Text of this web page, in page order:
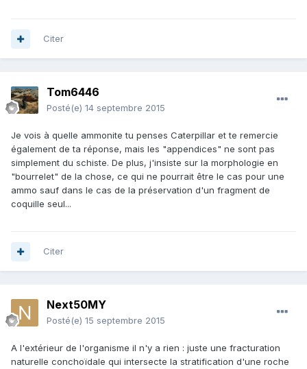
Citer
Tom6446
Posté(e) 14 septembre 2015
Je vois à quelle ammonite tu penses Caterpillar et te remercie
également de ta réponse, mais les "appendices" ne sont pas
simplement du schiste. De plus, j'insiste sur la morphologie en
"bourrelet" de la chose, ce qui ne pourrait être le cas pour une
ammo sauf dans le cas de la préservation d'un fragment de
coquille seul...
Citer
Next50MY
Posté(e) 15 septembre 2015
A l'extérieur de l'organisme il n'y a rien : juste une fracturation
naturelle conchoïdale qui intersecte la stratification d'une roche